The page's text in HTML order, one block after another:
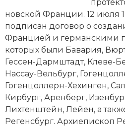
Генеалогия, геральдика
Государство и право
Европа
Империи
Историческая география
История материальной и
новской Франции. 12 июля
подписан договор о
Францией и германскими
которых были Бавария,
Гессен-­Дармштадт, Клеве-­
Нассау-Вельбург,
Гогенцоллерн-Хехинген,
Кирбург, Аренберг,
Лихтенштейн, Лейен, а
Регенсбург. Архиепископ